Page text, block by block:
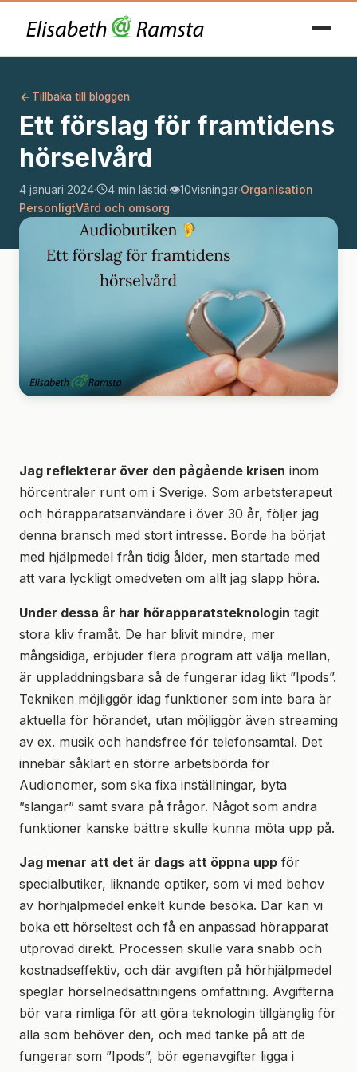
Tillbaka till bloggen
Ett förslag för framtidens
hörselvård
4 januari 2024· 4 min lästid·👁️10visningar·Organisation
PersonligtVård och omsorg
Jag reflekterar över den pågående krisen inom
hörcentraler runt om i Sverige. Som arbetsterapeut
och hörapparatsanvändare i över 30 år, följer jag
denna bransch med stort intresse. Borde ha börjat
med hjälpmedel från tidig ålder, men startade med
att vara lyckligt omedveten om allt jag slapp höra.
Under dessa år har hörapparatsteknologin tagit
stora kliv framåt. De har blivit mindre, mer
mångsidiga, erbjuder flera program att välja mellan,
är uppladdningsbara så de fungerar idag likt ”Ipods”.
Tekniken möjliggör idag funktioner som inte bara är
aktuella för hörandet, utan möjliggör även streaming
av ex. musik och handsfree för telefonsamtal. Det
innebär såklart en större arbetsbörda för
Audionomer, som ska fixa inställningar, byta
”slangar” samt svara på frågor. Något som andra
funktioner kanske bättre skulle kunna möta upp på.
Jag menar att det är dags att öppna upp för
specialbutiker, liknande optiker, som vi med behov
av hörhjälpmedel enkelt kunde besöka. Där kan vi
boka ett hörseltest och få en anpassad hörapparat
utprovad direkt. Processen skulle vara snabb och
kostnadseffektiv, och där avgiften på hörhjälpmedel
speglar hörselnedsättningens omfattning. Avgifterna
bör vara rimliga för att göra teknologin tillgänglig för
alla som behöver den, och med tanke på att de
fungerar som ”Ipods”, bör egenavgifter ligga i